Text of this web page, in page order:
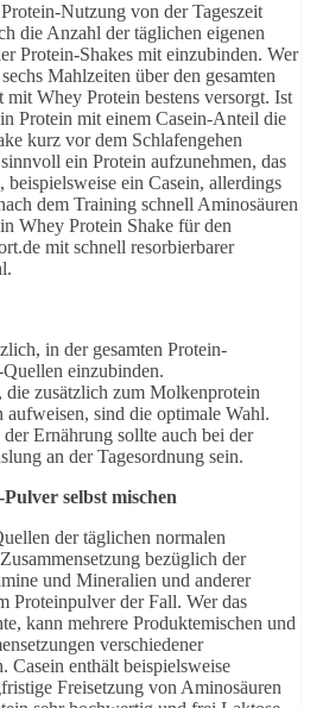
Nutzung von der Tageszeit
die Anzahl der täglichen eigenen
Protein-Shakes mit einzubinden. Wer
Mahlzeiten über den gesamten
Whey Protein bestens versorgt. Ist
Protein mit einem Casein-Anteil die
kurz vor dem Schlafengehen
ein Protein aufzunehmen, das
ein Casein, allerdings
dem Training schnell Aminosäuren
Whey Protein Shake für den
mit schnell resorbierbarer
in der gesamten Protein-
einzubinden.
zusätzlich zum Molkenprotein
aufweisen, sind die optimale Wahl.
Ernährung sollte auch bei der
an der Tagesordnung sein.
selbst mischen
der täglichen normalen
bezüglich der
und Mineralien und anderer
Proteinpulver der Fall. Wer das
kann mehrere Produktemischen und
verschiedener
Casein enthält beispielsweise
Freisetzung von Aminosäuren